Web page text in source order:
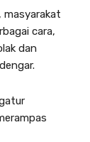
masyarakat
cara,
dan